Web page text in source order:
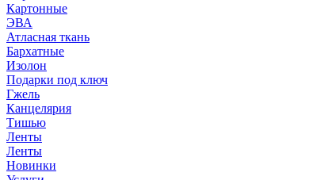
Картонные
ЭВА
Атласная ткань
Бархатные
Изолон
Подарки под ключ
Гжель
Канцелярия
Тишью
Ленты
Ленты
Новинки